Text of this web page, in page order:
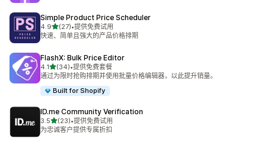
Simple Product Price Scheduler
4.9星（满分 5 星）
(27)
总共 27 条评论
•提供免费试用
快速、简单且强大的产品价格排期
FlashX: Bulk Price Editor
4.1星（满分 5 星）
(34)
总共 34 条评论
•提供免费套餐
通过为限时抢购排期并使用批量价格编辑器，以此提升销量。
Built for Shopify
ID.me Community Verification
3.5星（满分 5 星）
(23)
总共 23 条评论
•提供免费试用
为忠诚客户提供专属折扣